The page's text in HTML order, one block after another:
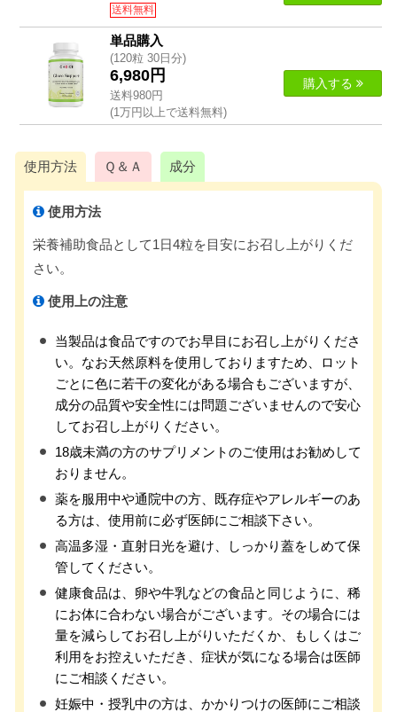
送料無料
単品購入
(120粒 30日分)
6,980円
送料980円
(1万円以上で送料無料)
購入する
使用方法 Ｑ＆Ａ 成分
使用方法
栄養補助食品として1日4粒を目安にお召し上がりくだ
さい。
使用上の注意
当製品は食品ですのでお早目にお召し上がりくださ
い。なお天然原料を使用しておりますため、ロット
ごとに色に若干の変化がある場合もございますが、
成分の品質や安全性には問題ございませんので安心
してお召し上がりください。
18歳未満の方のサプリメントのご使用はお勧めして
おりません。
薬を服用中や通院中の方、既存症やアレルギーのあ
る方は、使用前に必ず医師にご相談下さい。
高温多湿・直射日光を避け、しっかり蓋をしめて保
管してください。
健康食品は、卵や牛乳などの食品と同じように、稀
にお体に合わない場合がございます。その場合には
量を減らしてお召し上がりいただくか、もしくはご
利用をお控えいただき、症状が気になる場合は医師
にご相談ください。
妊娠中・授乳中の方は、かかりつけの医師にご相談